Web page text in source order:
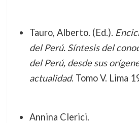
Tauro, Alberto. (Ed.).
del Perú. Síntesis del
del Perú, desde sus
actualidad. Tomo V. Lima
Annina Clerici.